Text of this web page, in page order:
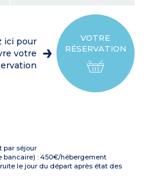
VOTRE
RÉSERVATION
ici pour
votre
par séjour
bancaire) : 450€/hébergement
le jour du départ après état des